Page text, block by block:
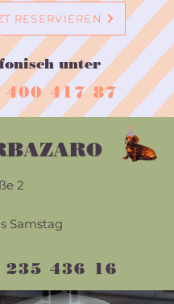
RESERVIEREN
unter
400 417 87
2
Samstag
235 436 16